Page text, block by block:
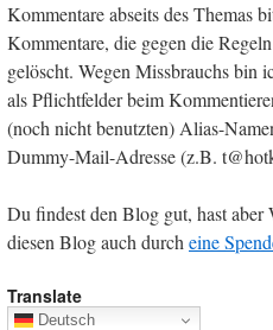
Kommentare abseits des Themas
Kommentare, die gegen die
gelöscht. Wegen Missbrauchs bin
als Pflichtfelder beim
(noch nicht benutzten) Alias-
Dummy-Mail-Adresse (z.B.
Du findest den Blog gut, hast
diesen Blog auch durcheine
Translate
Deutsch